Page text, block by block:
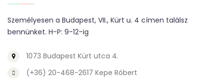
Személyesen a Budapest, VII., Kürt u. 4 címen találsz
bennünket. H-P: 9-12-ig
1073 Budapest Kürt utca 4.
(+36) 20-468-2617 Kepe Róbert